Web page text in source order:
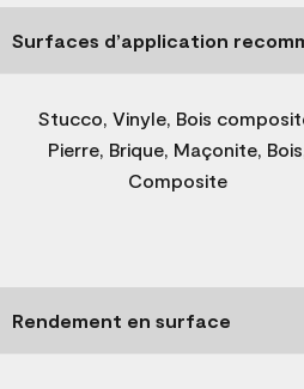
Surfaces d’application
Stucco, Vinyle, Bois
Pierre, Brique, Maçonite, Bois,
Composite
Rendement en surface